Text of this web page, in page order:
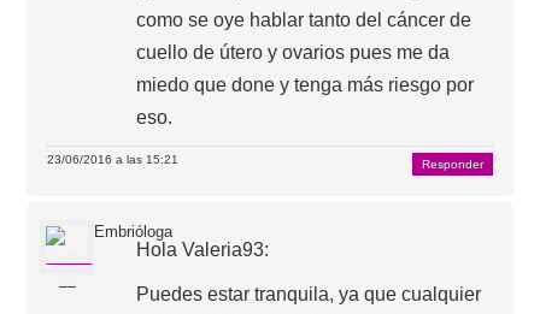
como se oye hablar tanto del cáncer de
cuello de útero y ovarios pues me da
miedo que done y tenga más riesgo por
eso.
23/06/2016 a las 15:21 Responder
Embrióloga
Hola Valeria93:
Puedes estar tranquila, ya que cualquier